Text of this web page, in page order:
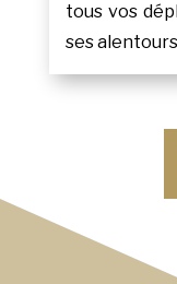
tous vos
ses